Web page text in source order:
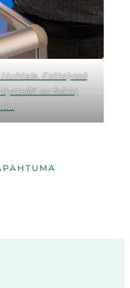
Esittelyssä
on feikki,